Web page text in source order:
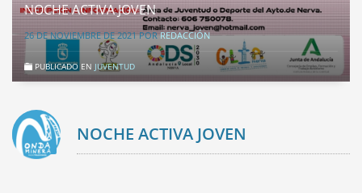
NOCHE ACTIVA JOVEN
26 DE NOVIEMBRE DE 2021PORREDACCIÓN
PUBLICADO EN JUVENTUD
NOCHE ACTIVA JOVEN